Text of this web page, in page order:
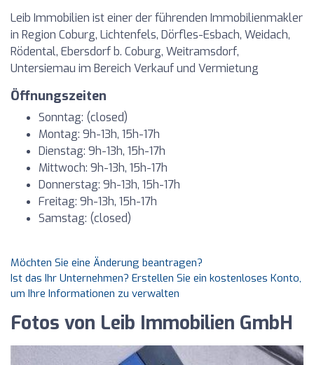
Leib Immobilien ist einer der führenden Immobilienmakler
in Region Coburg, Lichtenfels, Dörfles-Esbach, Weidach,
Rödental, Ebersdorf b. Coburg, Weitramsdorf,
Untersiemau im Bereich Verkauf und Vermietung
Öffnungszeiten
Sonntag: (closed)
Montag: 9h-13h, 15h-17h
Dienstag: 9h-13h, 15h-17h
Mittwoch: 9h-13h, 15h-17h
Donnerstag: 9h-13h, 15h-17h
Freitag: 9h-13h, 15h-17h
Samstag: (closed)
Möchten Sie eine Änderung beantragen?
Ist das Ihr Unternehmen? Erstellen Sie ein kostenloses Konto,
um Ihre Informationen zu verwalten
Fotos von Leib Immobilien GmbH